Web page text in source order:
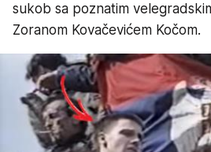
sukob sa poznatim
Zoranom Kovačevićem Kočom.